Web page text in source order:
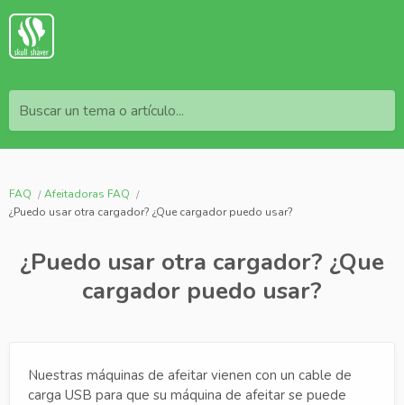
Buscar un tema o artículo...
FAQ
Afeitadoras FAQ
¿Puedo usar otra cargador? ¿Que cargador puedo usar?
¿Puedo usar otra cargador? ¿Que
cargador puedo usar?
Nuestras máquinas de afeitar vienen con un cable de
carga USB para que su máquina de afeitar se puede